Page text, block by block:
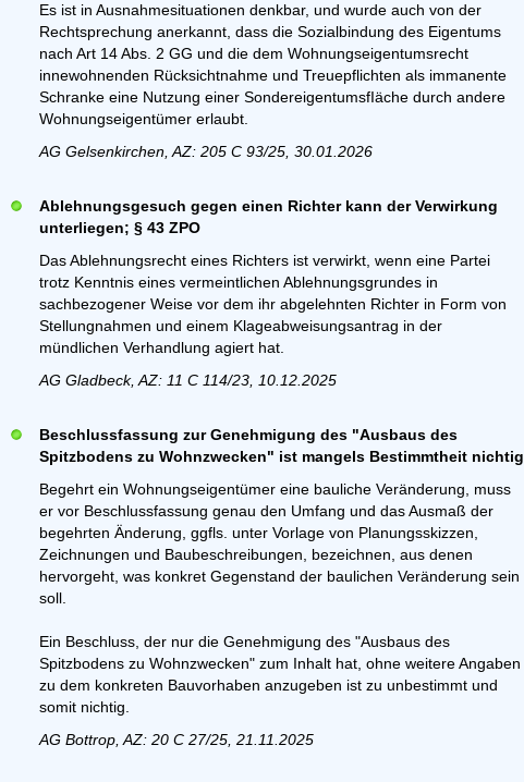
Es ist in Ausnahmesituationen denkbar, und wurde auch von der
Rechtsprechung anerkannt, dass die Sozialbindung des Eigentums
nach Art 14 Abs. 2 GG und die dem Wohnungseigentumsrecht
innewohnenden Rücksichtnahme und Treuepflichten als immanente
Schranke eine Nutzung einer SondereigentumsfIäche durch andere
Wohnungseigentümer erlaubt.
AG Gelsenkirchen, AZ: 205 C 93/25, 30.01.2026
Ablehnungsgesuch gegen einen Richter kann der Verwirkung
unterliegen; § 43 ZPO
Das Ablehnungsrecht eines Richters ist verwirkt, wenn eine Partei
trotz Kenntnis eines vermeintlichen Ablehnungsgrundes in
sachbezogener Weise vor dem ihr abgelehnten Richter in Form von
Stellungnahmen und einem Klageabweisungsantrag in der
mündlichen Verhandlung agiert hat.
AG Gladbeck, AZ: 11 C 114/23, 10.12.2025
Beschlussfassung zur Genehmigung des "Ausbaus des
Spitzbodens zu Wohnzwecken" ist mangels Bestimmtheit nichtig
Begehrt ein Wohnungseigentümer eine bauliche Veränderung, muss
er vor Beschlussfassung genau den Umfang und das Ausmaß der
begehrten Änderung, ggfls. unter Vorlage von Planungsskizzen,
Zeichnungen und Baubeschreibungen, bezeichnen, aus denen
hervorgeht, was konkret Gegenstand der baulichen Veränderung sein
soll.
Ein Beschluss, der nur die Genehmigung des "Ausbaus des
Spitzbodens zu Wohnzwecken" zum Inhalt hat, ohne weitere Angaben
zu dem konkreten Bauvorhaben anzugeben ist zu unbestimmt und
somit nichtig.
AG Bottrop, AZ: 20 C 27/25, 21.11.2025